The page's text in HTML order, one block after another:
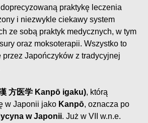
praktykę leczenia
i niezwykle ciekawy system
ze sobą praktyk medycznych, w tym
oraz moksoterapii. Wszystko to
przez Japończyków z tradycyjnej
方医学 Kanpō igaku), którą
w Japonii jako Kanpō, oznacza po
w Japonii. Już w VII w.n.e.